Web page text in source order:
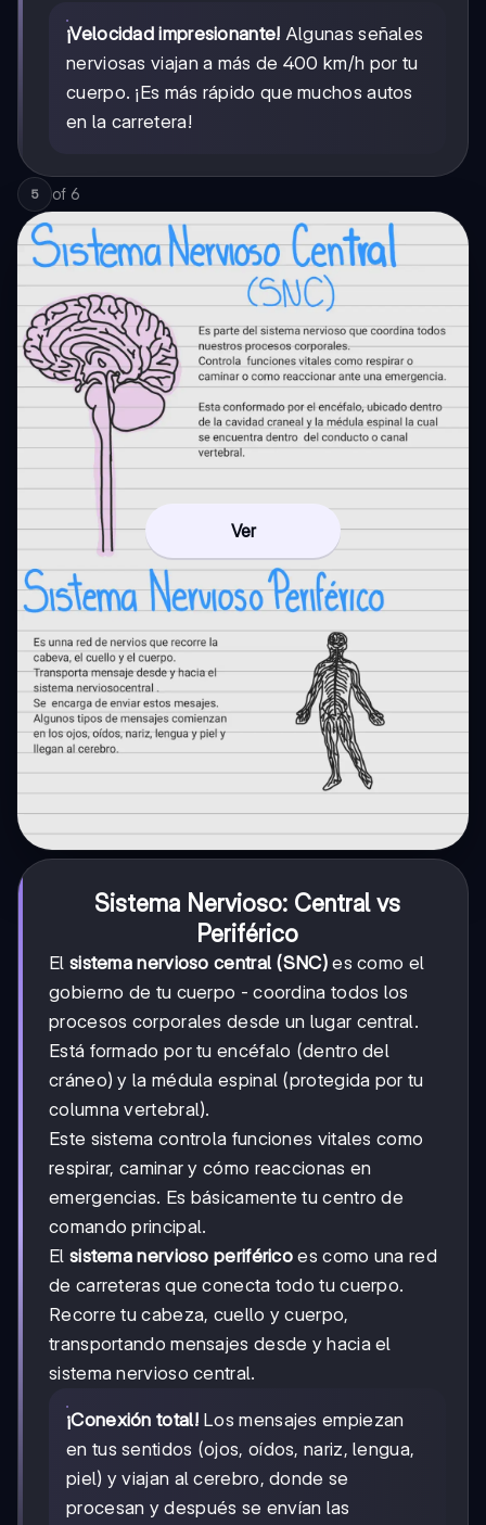
¡Velocidad impresionante! Algunas señales
nerviosas viajan a más de 400 km/h por tu
cuerpo. ¡Es más rápido que muchos autos
en la carretera!
5 of 6
Ver
Sistema Nervioso: Central vs
Periférico
El sistema nervioso central (SNC)es como el
gobierno de tu cuerpo - coordina todos los
procesos corporales desde un lugar central.
Está formado por tu encéfalo (dentro del
cráneo) y la médula espinal (protegida por tu
columna vertebral).
Este sistema controla funciones vitales como
respirar, caminar y cómo reaccionas en
emergencias. Es básicamente tu centro de
comando principal.
El sistema nervioso periférico es como una red
de carreteras que conecta todo tu cuerpo.
Recorre tu cabeza, cuello y cuerpo,
transportando mensajes desde y hacia el
sistema nervioso central.
¡Conexión total!Los mensajes empiezan
en tus sentidos (ojos, oídos, nariz, lengua,
piel) y viajan al cerebro, donde se
procesan y después se envían las